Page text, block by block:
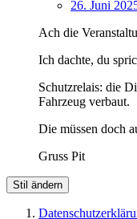
26. Juni
Ach die
Ich dachte, du
Schutzrelais: die
Fahrzeug verbaut.
Die müssen doch
Gruss Pit
Stil ändern